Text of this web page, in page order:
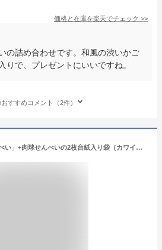
価格と在庫を楽天でチェック >>
の詰め合わせです。和風の渋いかご
りで、プレゼントにいいですね。
すすめコメント（2件）
福々いぬ煎餅「わんべい」+肉球せんべいの2枚台紙入り袋（カワイイ動物せんべいが犬好きさんの心を掴みます）犬モチーフ・犬の形・イヌ柄のお菓子（スイーツ）。